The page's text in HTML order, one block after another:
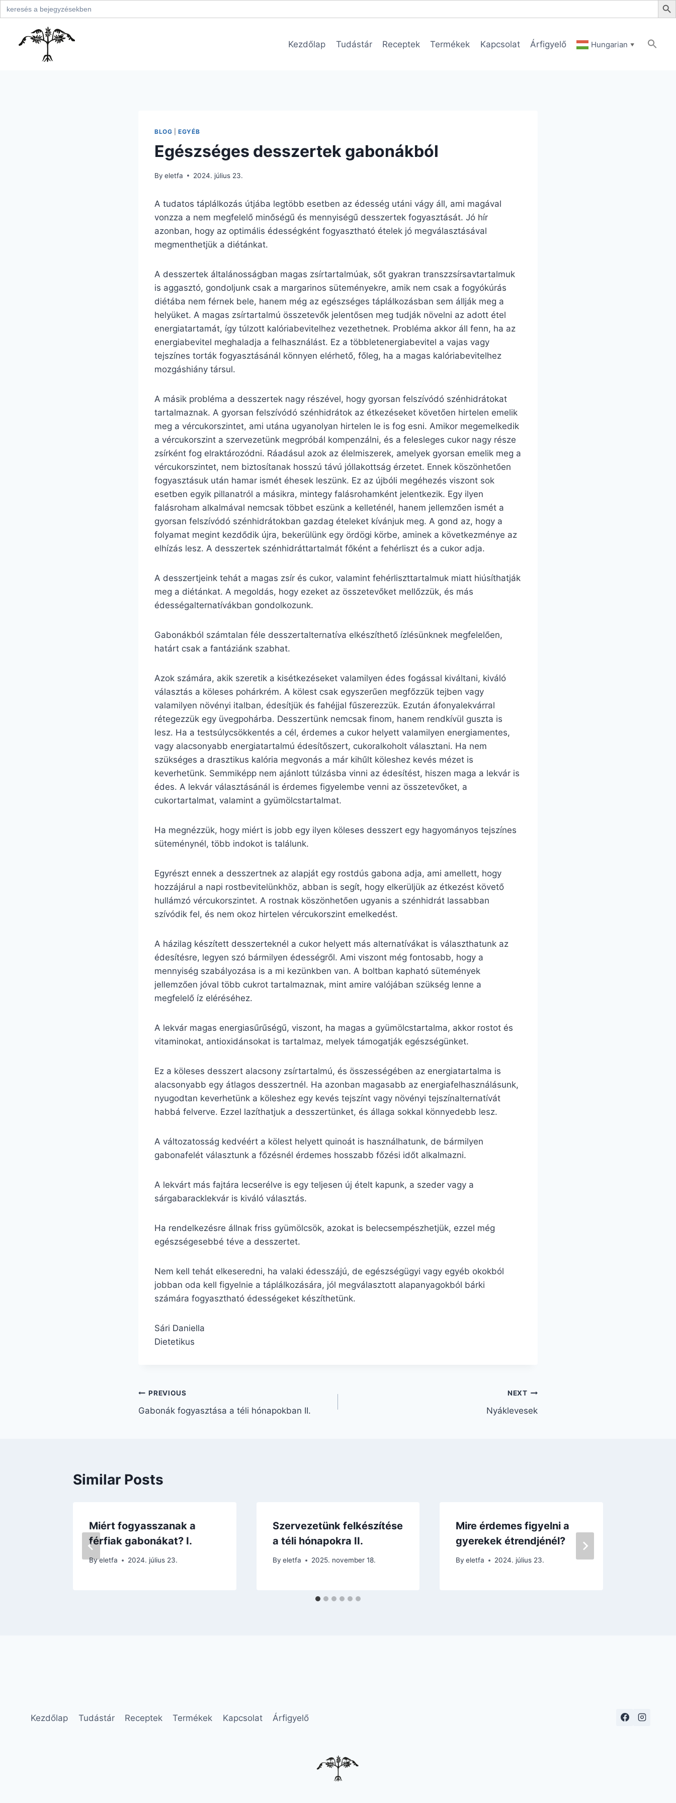
Search
for:
Kezdőlap Tudástár Receptek Termékek Kapcsolat Árfigyelő Hungarian ▼
BLOG |EGYÉB
Egészséges desszertek gabonákból
By eletfa 2024. július 23.
A tudatos táplálkozás útjába legtöbb esetben az édesség utáni vágy áll, ami magával
vonzza a nem megfelelő minőségű és mennyiségű desszertek fogyasztását. Jó hír
azonban, hogy az optimális édességként fogyasztható ételek jó megválasztásával
megmenthetjük a diétánkat.
A desszertek általánosságban magas zsírtartalmúak, sőt gyakran transzzsírsavtartalmuk
is aggasztó, gondoljunk csak a margarinos süteményekre, amik nem csak a fogyókúrás
diétába nem férnek bele, hanem még az egészséges táplálkozásban sem állják meg a
helyüket. A magas zsírtartalmú összetevők jelentősen meg tudják növelni az adott étel
energiatartamát, így túlzott kalóriabevitelhez vezethetnek. Probléma akkor áll fenn, ha az
energiabevitel meghaladja a felhasználást. Ez a többletenergiabevitel a vajas vagy
tejszínes torták fogyasztásánál könnyen elérhető, főleg, ha a magas kalóriabevitelhez
mozgáshiány társul.
A másik probléma a desszertek nagy részével, hogy gyorsan felszívódó szénhidrátokat
tartalmaznak. A gyorsan felszívódó szénhidrátok az étkezéseket követően hirtelen emelik
meg a vércukorszintet, ami utána ugyanolyan hirtelen le is fog esni. Amikor megemelkedik
a vércukorszint a szervezetünk megpróbál kompenzálni, és a felesleges cukor nagy része
zsírként fog elraktározódni. Ráadásul azok az élelmiszerek, amelyek gyorsan emelik meg a
vércukorszintet, nem biztosítanak hosszú távú jóllakottság érzetet. Ennek köszönhetően
fogyasztásuk után hamar ismét éhesek leszünk. Ez az újbóli megéhezés viszont sok
esetben egyik pillanatról a másikra, mintegy falásrohamként jelentkezik. Egy ilyen
falásroham alkalmával nemcsak többet eszünk a kelleténél, hanem jellemzően ismét a
gyorsan felszívódó szénhidrátokban gazdag ételeket kívánjuk meg. A gond az, hogy a
folyamat megint kezdődik újra, bekerülünk egy ördögi körbe, aminek a következménye az
elhízás lesz. A desszertek szénhidráttartalmát főként a fehérliszt és a cukor adja.
A desszertjeink tehát a magas zsír és cukor, valamint fehérliszttartalmuk miatt hiúsíthatják
meg a diétánkat. A megoldás, hogy ezeket az összetevőket mellőzzük, és más
édességalternatívákban gondolkozunk.
Gabonákból számtalan féle desszertalternatíva elkészíthető ízlésünknek megfelelően,
határt csak a fantáziánk szabhat.
Azok számára, akik szeretik a kisétkezéseket valamilyen édes fogással kiváltani, kiváló
választás a köleses pohárkrém. A kölest csak egyszerűen megfőzzük tejben vagy
valamilyen növényi italban, édesítjük és fahéjjal fűszerezzük. Ezután áfonyalekvárral
rétegezzük egy üvegpohárba. Desszertünk nemcsak finom, hanem rendkívül guszta is
lesz. Ha a testsúlycsökkentés a cél, érdemes a cukor helyett valamilyen energiamentes,
vagy alacsonyabb energiatartalmú édesítőszert, cukoralkoholt választani. Ha nem
szükséges a drasztikus kalória megvonás a már kihűlt köleshez kevés mézet is
keverhetünk. Semmiképp nem ajánlott túlzásba vinni az édesítést, hiszen maga a lekvár is
édes. A lekvár választásánál is érdemes figyelembe venni az összetevőket, a
cukortartalmat, valamint a gyümölcstartalmat.
Ha megnézzük, hogy miért is jobb egy ilyen köleses desszert egy hagyományos tejszínes
süteménynél, több indokot is találunk.
Egyrészt ennek a desszertnek az alapját egy rostdús gabona adja, ami amellett, hogy
hozzájárul a napi rostbevitelünkhöz, abban is segít, hogy elkerüljük az étkezést követő
hullámzó vércukorszintet. A rostnak köszönhetően ugyanis a szénhidrát lassabban
szívódik fel, és nem okoz hirtelen vércukorszint emelkedést.
A házilag készített desszerteknél a cukor helyett más alternatívákat is választhatunk az
édesítésre, legyen szó bármilyen édességről. Ami viszont még fontosabb, hogy a
mennyiség szabályozása is a mi kezünkben van. A boltban kapható sütemények
jellemzően jóval több cukrot tartalmaznak, mint amire valójában szükség lenne a
megfelelő íz eléréséhez.
A lekvár magas energiasűrűségű, viszont, ha magas a gyümölcstartalma, akkor rostot és
vitaminokat, antioxidánsokat is tartalmaz, melyek támogatják egészségünket.
Ez a köleses desszert alacsony zsírtartalmú, és összességében az energiatartalma is
alacsonyabb egy átlagos desszertnél. Ha azonban magasabb az energiafelhasználásunk,
nyugodtan keverhetünk a köleshez egy kevés tejszínt vagy növényi tejszínalternatívát
habbá felverve. Ezzel lazíthatjuk a desszertünket, és állaga sokkal könnyedebb lesz.
A változatosság kedvéért a kölest helyett quinoát is használhatunk, de bármilyen
gabonafelét választunk a főzésnél érdemes hosszabb főzési időt alkalmazni.
A lekvárt más fajtára lecserélve is egy teljesen új ételt kapunk, a szeder vagy a
sárgabaracklekvár is kiváló választás.
Ha rendelkezésre állnak friss gyümölcsök, azokat is belecsempészhetjük, ezzel még
egészségesebbé téve a desszertet.
Nem kell tehát elkeseredni, ha valaki édesszájú, de egészségügyi vagy egyéb okokból
jobban oda kell figyelnie a táplálkozására, jól megválasztott alapanyagokból bárki
számára fogyasztható édességeket készíthetünk.
Sári Daniella
Dietetikus
Bejegyzés
navigáció
PREVIOUS
Gabonák fogyasztása a téli hónapokban II.
NEXT
Nyáklevesek
Similar Posts
Miért fogyasszanak a
férfiak gabonákat? I.
Byeletfa 2024. július 23.
Szervezetünk felkészítése
a téli hónapokra II.
By eletfa 2025. november 18.
Mire érdemes figyelni a
gyerekek étrendjénél?
By eletfa 2024. július 23.
Kezdőlap Tudástár Receptek Termékek Kapcsolat Árfigyelő